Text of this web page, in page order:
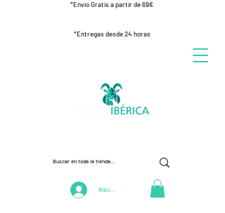
*Envío Gratis a partir de 69€
*Entregas desde 24 horas
Iniciar Sesión